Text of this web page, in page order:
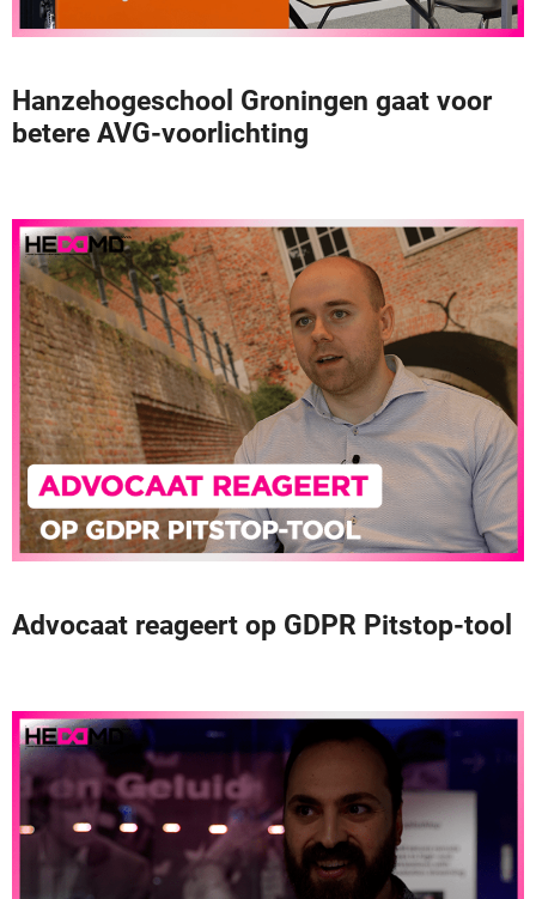
Hanzehogeschool Groningen gaat voor
betere AVG-voorlichting
Advocaat reageert op GDPR Pitstop-tool